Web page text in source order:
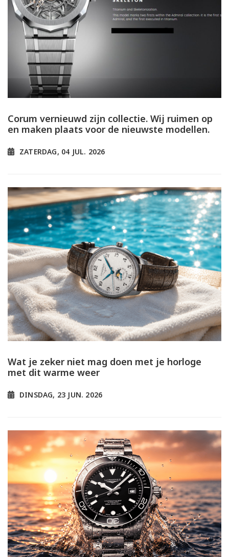
Corum vernieuwd zijn collectie. Wij ruimen op
en maken plaats voor de nieuwste modellen.
ZATERDAG, 04 JUL. 2026
Wat je zeker niet mag doen met je horloge
met dit warme weer
DINSDAG, 23 JUN. 2026